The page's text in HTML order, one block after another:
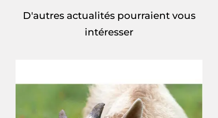
D'autres actualités pourraient vous
intéresser